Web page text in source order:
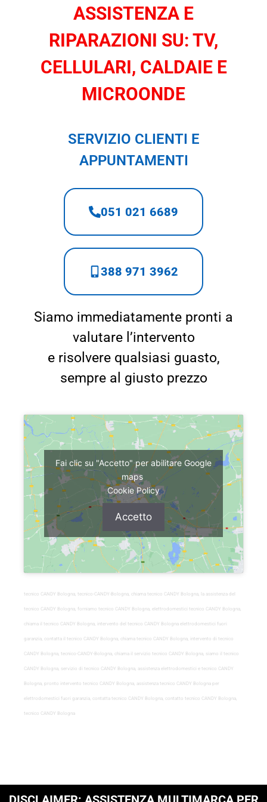
ASSISTENZA E
RIPARAZIONI SU: TV,
CELLULARI, CALDAIE E
MICROONDE
SERVIZIO CLIENTI E
APPUNTAMENTI
051 021 6689
388 971 3962
Siamo immediatamente pronti a
valutare l’intervento
e risolvere qualsiasi guasto,
sempre al giusto prezzo
Fai clic su "Accetto" per abilitare Google
maps
Cookie Policy
Accetto
tecnico CANDY Bologna, tecnico-CANDY-Bologna, chiama tecnico CANDY Bologna, la assistenza del
tecnico CANDY Bologna, forniamo tecnico CANDY Bologna, elettrodomestici tecnico CANDY Bologna,
chiama il tecnico CANDY Bologna, intervento del tecnico CANDY Bologna elettrodomestici fuori
garanzia, contatta il tecnico CANDY Bologna, chiama tecnico CANDY Bologna, intervento di tecnico
CANDY Bologna, tecnico-CANDY-Bologna, chiama il servizio tecnico CANDY Bologna, siamo il tecnico
CANDY Bologna, servizio di tecnico CANDY Bologna, assistenza elettrodomestici e tecnico CANDY
Bologna, pronto intervento tecnico CANDY Bologna, assistenza tecnico CANDY Bologna per
elettrodomestici fuori garanzia, contatta tecnico CANDY Bologna, contatto tecnico CANDY Bologna,
tecnico CANDY Bologna